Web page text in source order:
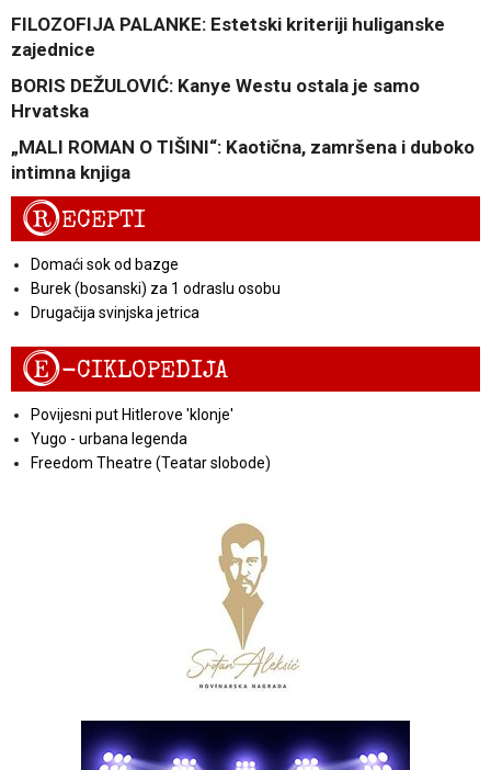
FILOZOFIJA PALANKE: Estetski kriteriji huliganske
zajednice
BORIS DEŽULOVIĆ: Kanye Westu ostala je samo
Hrvatska
„MALI ROMAN O TIŠINI“: Kaotična, zamršena i duboko
intimna knjiga
RECEPTI
Domaći sok od bazge
Burek (bosanski) za 1 odraslu osobu
Drugačija svinjska jetrica
E-CIKLOPEDIJA
Povijesni put Hitlerove 'klonje'
Yugo - urbana legenda
Freedom Theatre (Teatar slobode)